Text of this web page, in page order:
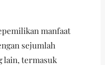
manfaat
sejumlah
lain, termasuk